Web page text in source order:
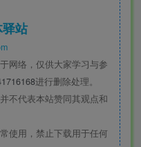
站
网络，仅供大家学习与参
进行删除处理。
不代表本站赞同其观点和
使用，禁止下载用于任何